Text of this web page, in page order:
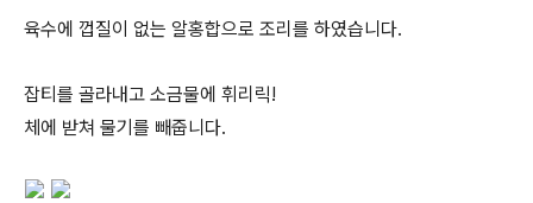
육수에 껍질이 없는 알홍합으로 조리를 하였습니다.
잡티를 골라내고 소금물에 휘리릭!
체에 받쳐 물기를 빼줍니다.